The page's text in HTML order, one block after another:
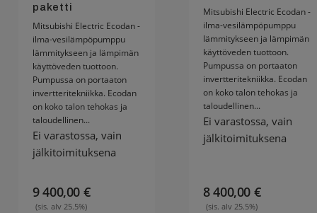
paketti
Mitsubishi Electric Ecodan -
ilma-vesilämpöpumppu
lämmitykseen ja lämpimän
käyttöveden tuottoon.
Pumpussa on portaaton
invertteritekniikka. Ecodan
on koko talon tehokas ja
taloudellinen...
Ei varastossa, vain
jälkitoimituksena
9 400,00 €
(sis. alv 25.5%)
Mitsubishi Electric Ecodan -
ilma-vesilämpöpumppu
lämmitykseen ja lämpimän
käyttöveden tuottoon.
Pumpussa on portaaton
invertteritekniikka. Ecodan
on koko talon tehokas ja
taloudellinen...
Ei varastossa, vain
jälkitoimituksena
8 400,00 €
(sis. alv 25.5%)